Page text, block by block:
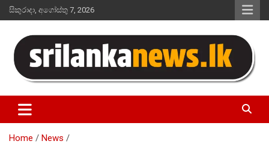
Skip
to
සිකුරාදා, අගෝස්තු 7, 2026
Sri Lanka News
Home
News